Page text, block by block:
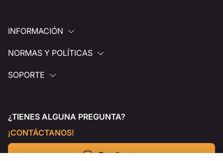
INFORMACIÓN
NORMAS Y POLÍTICAS
SOPORTE
¿TIENES ALGUNA PREGUNTA?
¡CONTÁCTANOS!
Escríbenos